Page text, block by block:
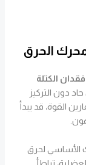
فقدان الكتلة
دون التركيز
القوة، قد يبدأ
الأساسي لحرق
تباطأ